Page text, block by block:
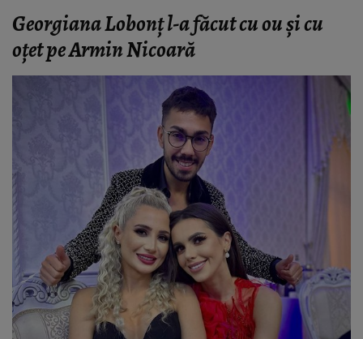
Georgiana Lobonț l-a făcut cu ou și cu
oțet pe Armin Nicoară